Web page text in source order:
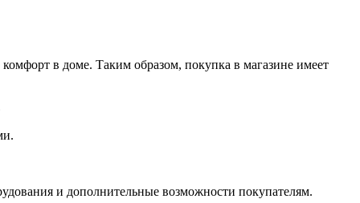
в доме. Таким образом, покупка в магазине имеет
и дополнительные возможности покупателям.